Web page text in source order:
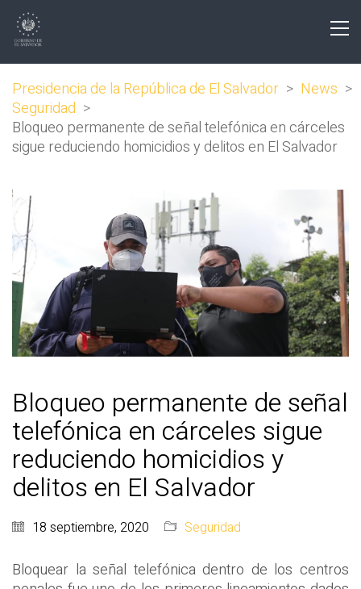
Presidencia de la República de El Salvador > News >
Seguridad >
Bloqueo permanente de señal telefónica en cárceles
sigue reduciendo homicidios y delitos en El Salvador
Bloqueo permanente de señal
telefónica en cárceles sigue
reduciendo homicidios y
delitos en El Salvador
18 septiembre, 2020 Seguridad
Bloquear la señal telefónica dentro de los centros